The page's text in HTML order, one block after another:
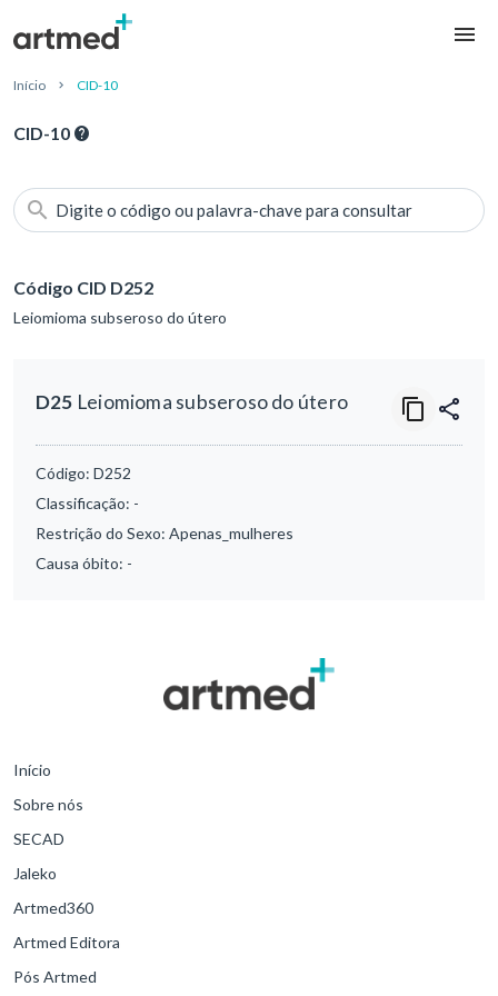
Início CID-10
CID-10
Digite o código ou palavra-chave para consultar
Código CID D252
Leiomioma subseroso do útero
D25 Leiomioma subseroso do útero
Código: D252
Classificação: -
Restrição do Sexo: Apenas_mulheres
Causa óbito: -
Início
Sobre nós
SECAD
Jaleko
Artmed360
Artmed Editora
Pós Artmed